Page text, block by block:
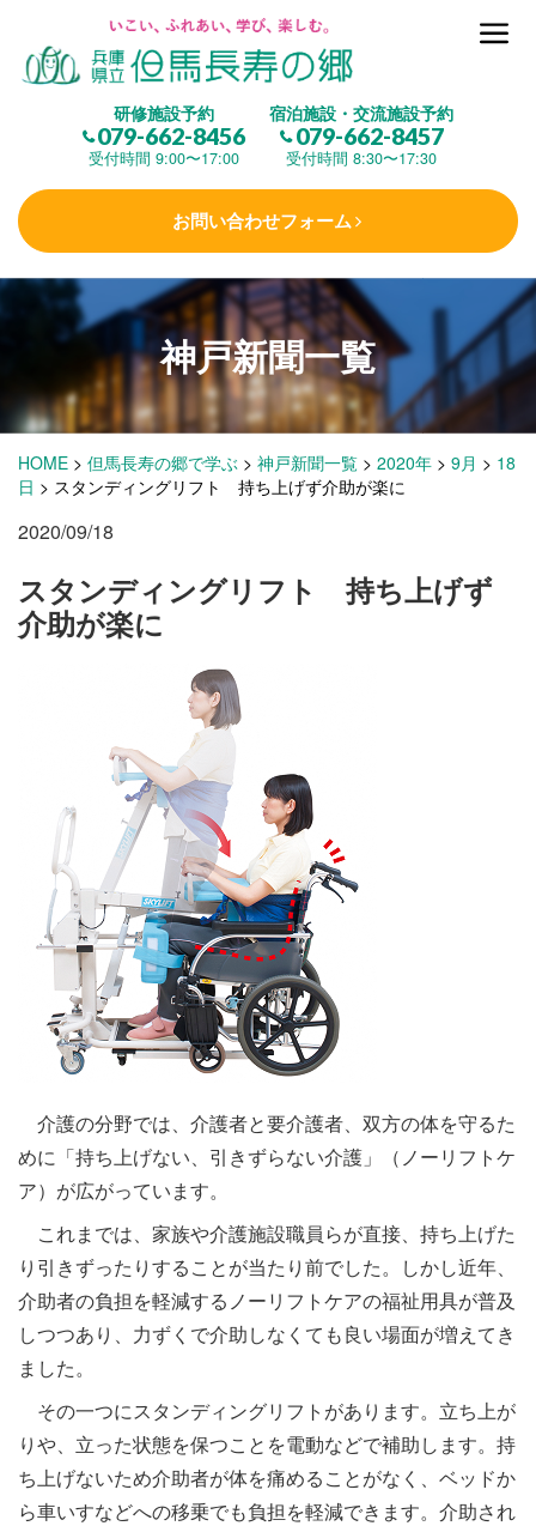
研修施設予約
079-662-8456
受付時間 9:00〜17:00
宿泊施設・交流施設予約
079-662-8457
受付時間 8:30〜17:30
お問い合わせフォーム
但馬長寿の郷とは
(研修施設)
楽しむ
学 ぶ(健康福祉)
泊まる(宿泊)
施設・料金
アクセス
神戸新聞一覧
HOME > 但馬長寿の郷で学ぶ > 神戸新聞一覧 > 2020年 > 9月 > 18
日 > スタンディングリフト 持ち上げず介助が楽に
2020/09/18
スタンディングリフト 持ち上げず
介助が楽に
介護の分野では、介護者と要介護者、双方の体を守るた
めに「持ち上げない、引きずらない介護」（ノーリフトケ
ア）が広がっています。
これまでは、家族や介護施設職員らが直接、持ち上げた
り引きずったりすることが当たり前でした。しかし近年、
介助者の負担を軽減するノーリフトケアの福祉用具が普及
しつつあり、力ずくで介助しなくても良い場面が増えてき
ました。
その一つにスタンディングリフトがあります。立ち上が
りや、立った状態を保つことを電動などで補助します。持
ち上げないため介助者が体を痛めることがなく、ベッドか
ら車いすなどへの移乗でも負担を軽減できます。介助され